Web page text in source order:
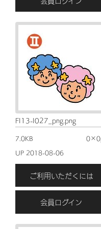
FI13-I027_png.png
7.0KB
UP 2018-08-06
ご利用いただくには
会員ログイン